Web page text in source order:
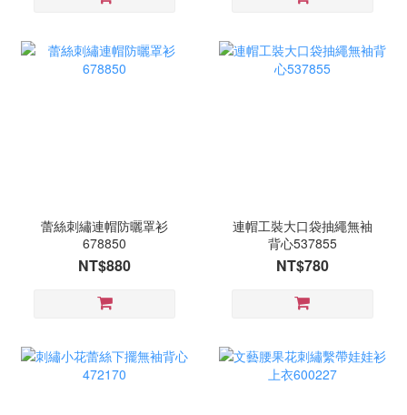
蕾絲刺繡連帽防曬罩衫
678850
NT$880
連帽工裝大口袋抽繩無袖
背心537855
NT$780